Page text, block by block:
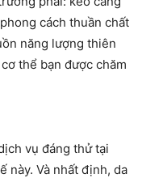
cách thuần chất
năng lượng thiên
thể bạn được chăm
vụ đáng thử tại
này. Và nhất định, da